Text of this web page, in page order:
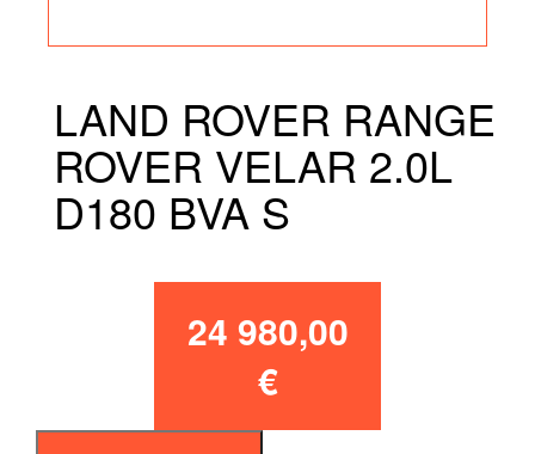
LAND ROVER RANGE
ROVER VELAR 2.0L
D180 BVA S
24 980,00
€